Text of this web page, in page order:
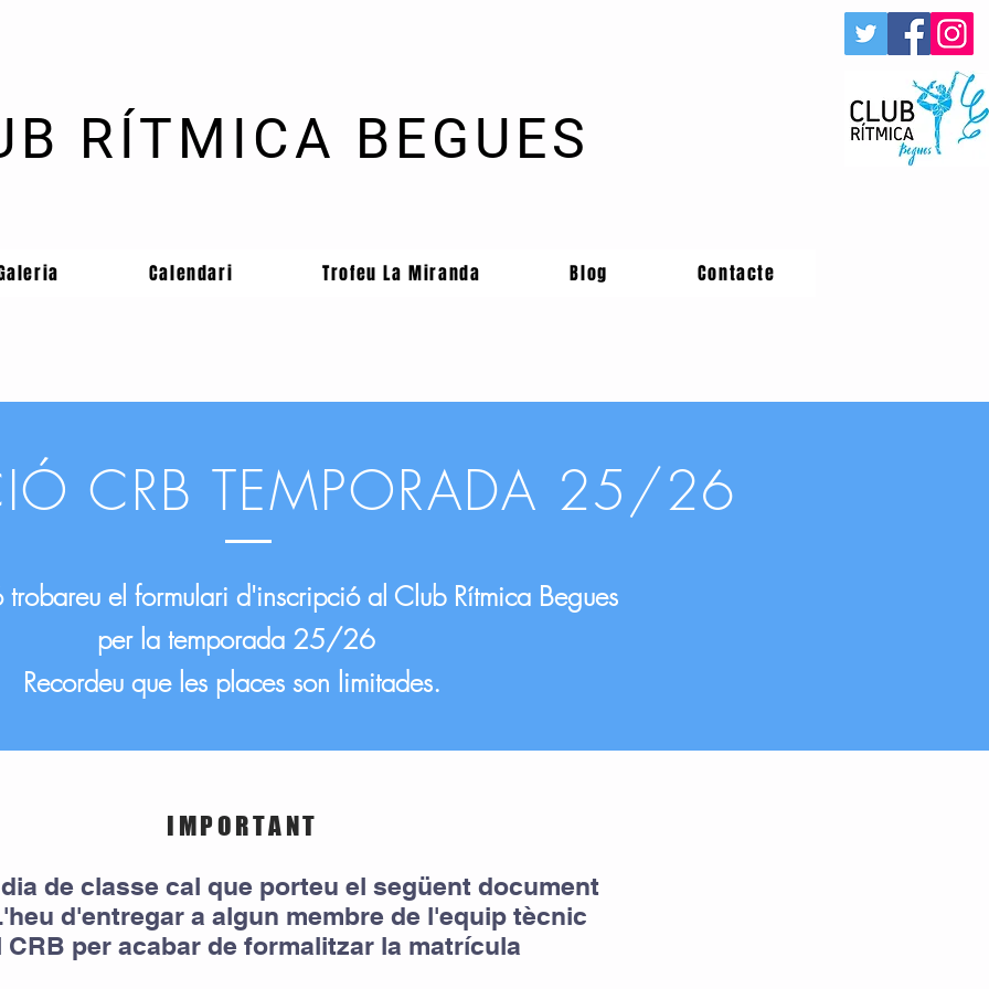
RÍTMICA BEGUES
Calendari Trofeu La Miranda Blog Contacte
CRB TEMPORADA 25/26
el formulari d'inscripció al Club Rítmica Begues
per la temporada 25/26
Recordeu que les places son limitades.
IMPORTANT
de classe cal que porteu el següent document
d'entregar a algun membre de l'equip tècnic
CRB per acabar de formalitzar la matrícula